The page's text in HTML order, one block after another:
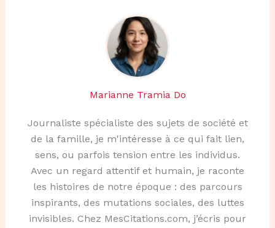
Marianne Tramia Do
Journaliste spécialiste des sujets de société et
de la famille, je m'intéresse à ce qui fait lien,
sens, ou parfois tension entre les individus.
Avec un regard attentif et humain, je raconte
les histoires de notre époque : des parcours
inspirants, des mutations sociales, des luttes
invisibles. Chez MesCitations.com, j’écris pour